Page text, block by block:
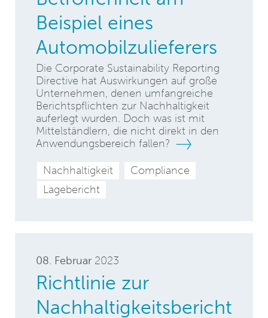
Beispiel eines
Automobilzulieferers
Die Corporate Sustainability Reporting
Directive hat Auswirkungen auf große
Unternehmen, denen umfangreiche
Berichtspflichten zur Nachhaltigkeit
auferlegt wurden. Doch was ist mit
Mittelständlern, die nicht direkt in den
Anwendungsbereich fallen?
Nachhaltigkeit
Compliance
Lagebericht
08. Februar 2023
Richtlinie zur
Nachhaltigkeitsbericht